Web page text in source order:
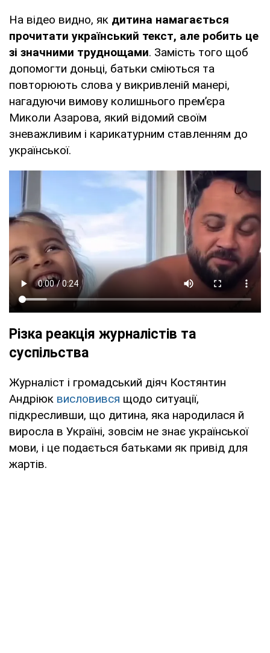
На відео видно, як дитина намагається
прочитати український текст, але робить це
зі значними труднощами. Замість того щоб
допомогти доньці, батьки сміються та
повторюють слова у викривленій манері,
нагадуючи вимову колишнього прем’єра
Миколи Азарова, який відомий своїм
зневажливим і карикатурним ставленням до
української.
Різка реакція журналістів та
суспільства
Журналіст і громадський діяч Костянтин
Андріюк висловився щодо ситуації,
підкресливши, що дитина, яка народилася й
виросла в Україні, зовсім не знає української
мови, і це подається батьками як привід для
жартів.